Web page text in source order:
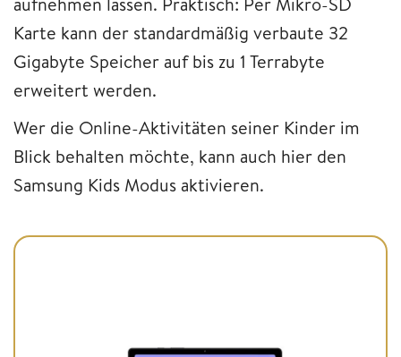
Karte kann der standardmäßig verbaute 32
Gigabyte Speicher auf bis zu 1 Terrabyte
erweitert werden.
Wer die Online-Aktivitäten seiner Kinder im
Blick behalten möchte, kann auch hier den
Samsung Kids Modus aktivieren.